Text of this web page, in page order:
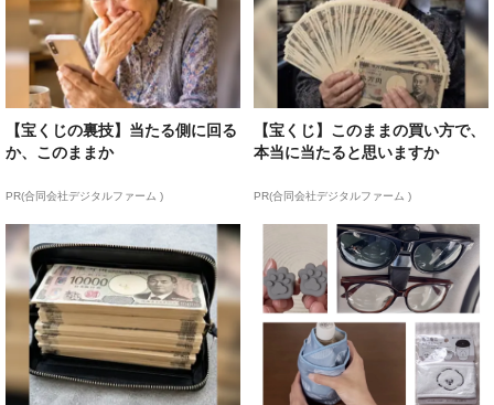
【宝くじの裏技】当たる側に回る
か、このままか
PR(合同会社デジタルファーム )
【宝くじ】このままの買い方で、
本当に当たると思いますか
PR(合同会社デジタルファーム )